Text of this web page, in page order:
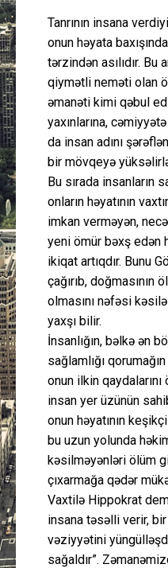
Tanrının insana
onun həyata
tərzindən asılıdır. Bu
qiymətli neməti olan
əmanəti kimi qəbul
yaxınlarına,
da insan adını
bir mövqeyə
Bu sırada insanların
onların həyatının
imkan verməyən,
yeni ömür bəxş edən
ikiqat artıqdır. Bunu
çağırıb, doğmasının
olmasını nəfəsi
yaxşı bilir.
İnsanlığın, bəlkə ən
sağlamlığı
onun ilkin
insan yer üzünün
onun həyatının
bu uzun yolunda
kəsilməyənləri ölüm
çıxarmağa qədər
Vaxtilə Hippokrat
insana təsəlli verir,
vəziyyətini
sağaldır”.